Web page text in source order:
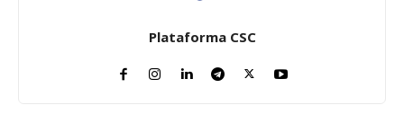
Plataforma CSC